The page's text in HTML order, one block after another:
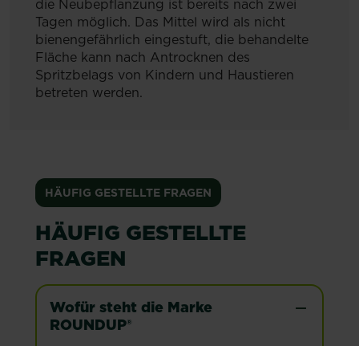
die Neubepflanzung ist bereits nach zwei
Tagen möglich. Das Mittel wird als nicht
bienengefährlich eingestuft, die behandelte
Fläche kann nach Antrocknen des
Spritzbelags von Kindern und Haustieren
betreten werden.
HÄUFIG GESTELLTE FRAGEN
HÄUFIG GESTELLTE
FRAGEN
Wofür steht die Marke
ROUNDUP®